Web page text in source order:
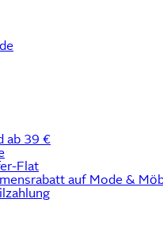
ab 39 €
Flat
auf Mode &